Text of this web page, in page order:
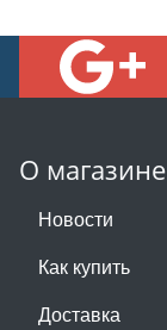
О магазине
Новости
Как купить
Доставка